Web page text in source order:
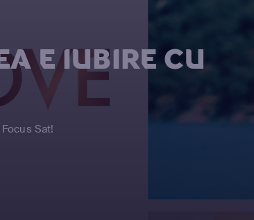
E IUBIRE CU
Sat!